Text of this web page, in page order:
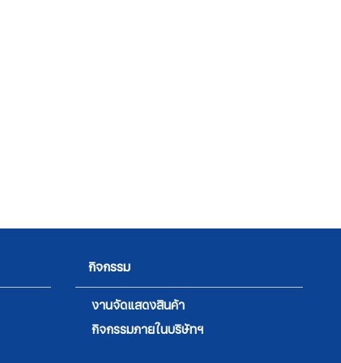
กิจกรรม
งานจัดแสดงสินค้า
กิจกรรมภายในบริษัทฯ